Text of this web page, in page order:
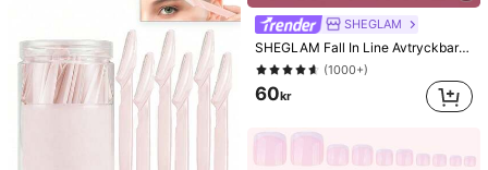
SHEGLAM
SHEGLAM Fall In Line Avtryckbar LäPpenna Med Tint-Mauvelous VarumäRke SköNhet Kosmetika Smink FöR Kvinnor Och Flickor
(1000+)
60kr